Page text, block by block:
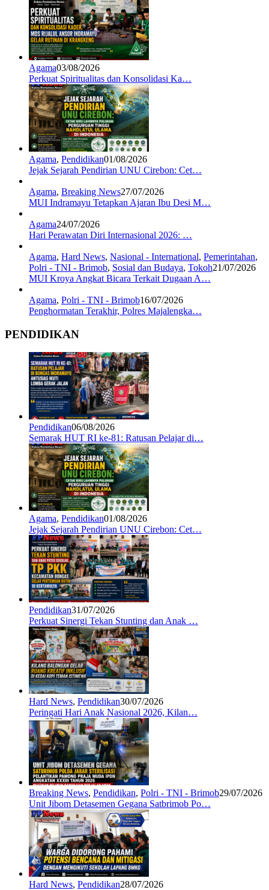
Agama03/08/2026
Perkuat Spiritualitas dan Konsolidasi Ka…
Agama, Pendidikan01/08/2026
Jejak Sejarah Pendirian UNU Cirebon: Cet…
Agama, Breaking News27/07/2026
MUI Indramayu Tetapkan Ajaran Ibu Desi M…
Agama24/07/2026
Hari Perawatan Diri Internasional 2026: …
Agama, Hard News, Nasional - International, Pemerintahan,
Polri - TNI - Brimob, Sosial dan Budaya, Tokoh21/07/2026
MUI Kroya Angkat Bicara Terkait Dugaan A…
Agama, Polri - TNI - Brimob16/07/2026
Penghormatan Terakhir, Polres Majalengka…
PENDIDIKAN
Pendidikan06/08/2026
Semarak HUT RI ke-81: Ratusan Pelajar di…
Agama, Pendidikan01/08/2026
Jejak Sejarah Pendirian UNU Cirebon: Cet…
Pendidikan31/07/2026
Perkuat Sinergi Tekan Stunting dan Anak …
Hard News, Pendidikan30/07/2026
Peringati Hari Anak Nasional 2026, Kilan…
Breaking News, Pendidikan, Polri - TNI - Brimob29/07/2026
Unit Jibom Detasemen Gegana Satbrimob Po…
Hard News, Pendidikan28/07/2026